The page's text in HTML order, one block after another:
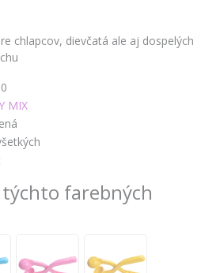
chlapcov, dievčatá ale aj dospelých
MIX
farebných